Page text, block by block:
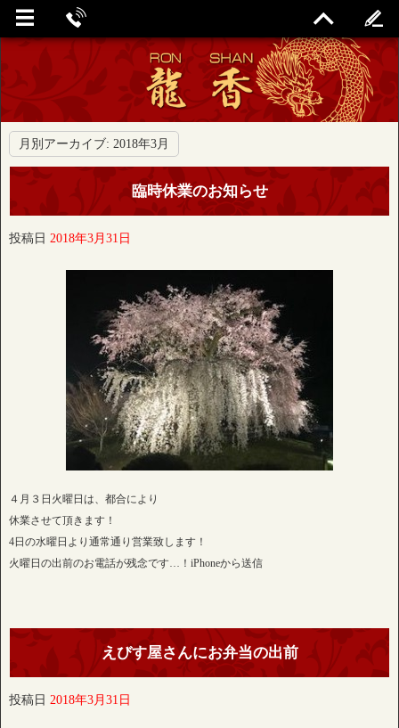
月別アーカイブ: 2018年3月
臨時休業のお知らせ
投稿日 2018年3月31日
４月３日火曜日は、都合により
休業させて頂きます！
4日の水曜日より通常通り営業致します！
火曜日の出前のお電話が残念です…！iPhoneから送信
えびす屋さんにお弁当の出前
投稿日 2018年3月31日